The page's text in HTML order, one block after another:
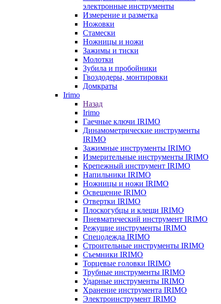
электронные инструменты
Измерение и разметка
Ножовки
Стамески
Ножницы и ножи
Зажимы и тиски
Молотки
Зубила и пробойники
Гвоздодеры, монтировки
Домкраты
Irimo
Назад
Irimo
Гаечные ключи IRIMO
Динамометрические инструменты
IRIMO
Зажимные инструменты IRIMO
Измерительные инструменты IRIMO
Крепежный инструмент IRIMO
Напильники IRIMO
Ножницы и ножи IRIMO
Освещение IRIMO
Отвертки IRIMO
Плоскогубцы и клещи IRIMO
Пневматический инструмент IRIMO
Режущие инструменты IRIMO
Спецодежда IRIMO
Строительные инструменты IRIMO
Съемники IRIMO
Торцевые головки IRIMO
Трубные инструменты IRIMO
Ударные инструменты IRIMO
Хранение инструмента IRIMO
Электроинструмент IRIMO